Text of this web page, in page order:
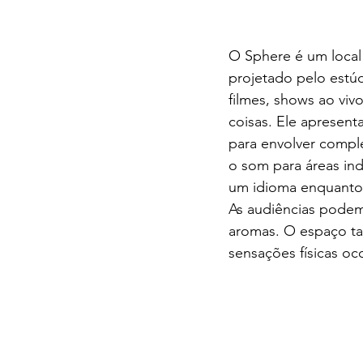
O Sphere é um
projetado pelo
filmes, shows ao
coisas. Ele
para envolver
o som para áreas
um idioma
As audiências
aromas. O espaço
sensações físicas